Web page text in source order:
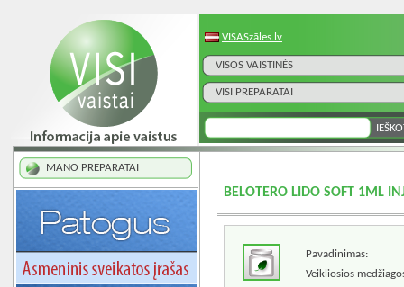
VISASzāles.lv
VISOS VAISTINĖS
VISI PREPARATAI
MANO PREPARATAI
BELOTERO LIDO SOFT 1ML
Pavadinimas:
Veikliosios